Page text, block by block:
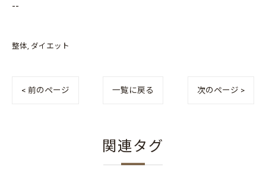
--
整体 ダイエット
< 前のページ 一覧に戻る 次のページ >
関連タグ